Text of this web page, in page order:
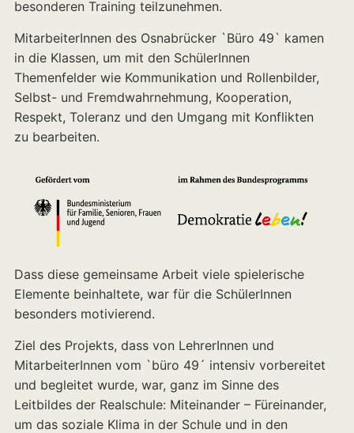
besonderen Training teilzunehmen.
MitarbeiterInnen des Osnabrücker `Büro 49` kamen
in die Klassen, um mit den SchülerInnen
Themenfelder wie Kommunikation und Rollenbilder,
Selbst- und Fremdwahrnehmung, Kooperation,
Respekt, Toleranz und den Umgang mit Konflikten
zu bearbeiten.
Dass diese gemeinsame Arbeit viele spielerische
Elemente beinhaltete, war für die SchülerInnen
besonders motivierend.
Ziel des Projekts, dass von LehrerInnen und
MitarbeiterInnen vom `büro 49´ intensiv vorbereitet
und begleitet wurde, war, ganz im Sinne des
Leitbildes der Realschule: Miteinander – Füreinander,
um das soziale Klima in der Schule und in den